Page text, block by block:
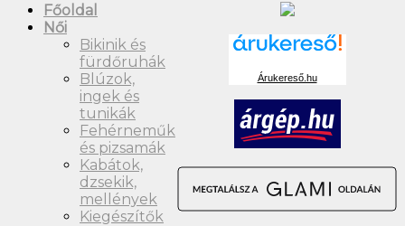
Árukereső.hu
Főoldal
Női
Bikinik és
fürdőruhák
Blúzok,
ingek és
tunikák
Fehérneműk
és pizsamák
Kabátok,
dzsekik,
mellények
Kiegészítők